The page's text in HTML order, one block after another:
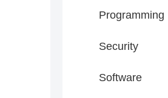
Programming
Security
Software